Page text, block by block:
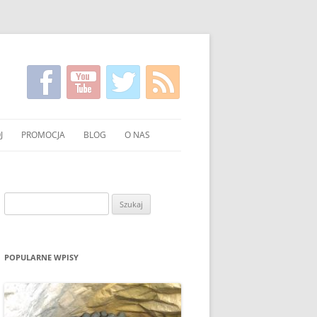
WĘGLA I DREWNA
PROMOCJA
POKAZY EKONOMICZNEGO
ULOTKI I PLAKATY
O PALENIU BEZ DYMU W MEDIACH
BLOG O NAS
POPULARNE WPISY